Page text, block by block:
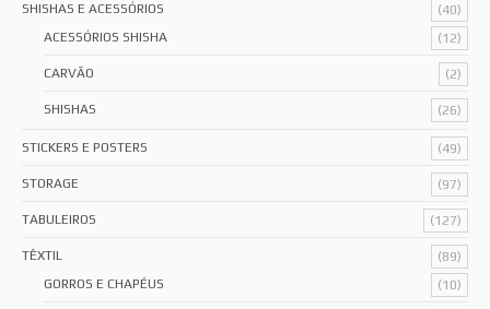
SHISHAS E ACESSÓRIOS
(40)
ACESSÓRIOS SHISHA
(12)
CARVÃO (2)
SHISHAS (26)
STICKERS E POSTERS (49)
STORAGE (97)
TABULEIROS (127)
TÊXTIL
(89)
GORROS E CHAPÉUS
(10)